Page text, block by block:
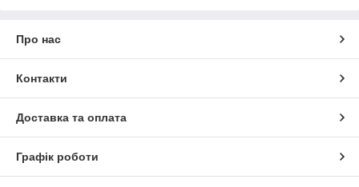
Про нас
Контакти
Доставка та оплата
Графік роботи